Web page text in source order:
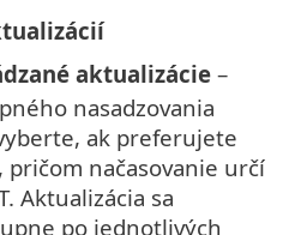
aktualizácie –
nasadzovania
ak preferujete
načasovanie určí
Aktualizácia sa
po jednotlivých